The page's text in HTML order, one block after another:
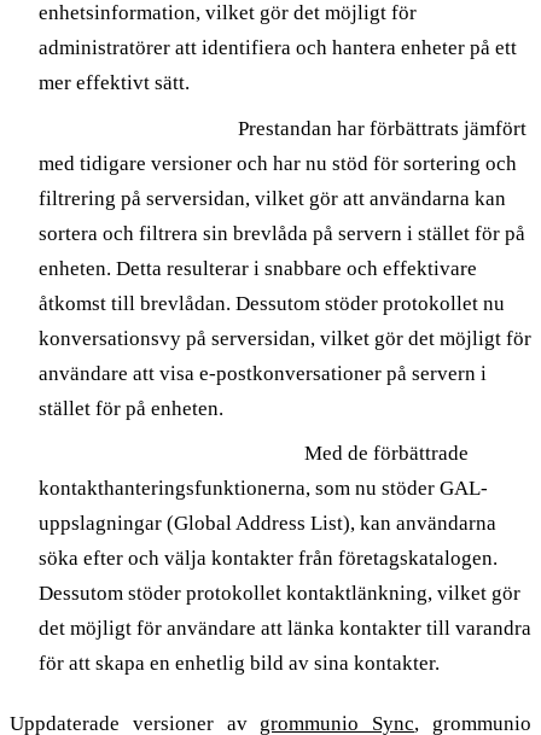
enhetsinformation, vilket gör det möjligt för
administratörer att identifiera och hantera enheter på ett
mer effektivt sätt.
Prestandan har förbättrats jämfört
med tidigare versioner och har nu stöd för sortering och
filtrering på serversidan, vilket gör att användarna kan
sortera och filtrera sin brevlåda på servern i stället för på
enheten. Detta resulterar i snabbare och effektivare
åtkomst till brevlådan. Dessutom stöder protokollet nu
konversationsvy på serversidan, vilket gör det möjligt för
användare att visa e-postkonversationer på servern i
stället för på enheten.
Med de förbättrade
kontakthanteringsfunktionerna, som nu stöder GAL-
uppslagningar (Global Address List), kan användarna
söka efter och välja kontakter från företagskatalogen.
Dessutom stöder protokollet kontaktlänkning, vilket gör
det möjligt för användare att länka kontakter till varandra
för att skapa en enhetlig bild av sina kontakter.
Uppdaterade versioner av grommunio Sync, grommunio